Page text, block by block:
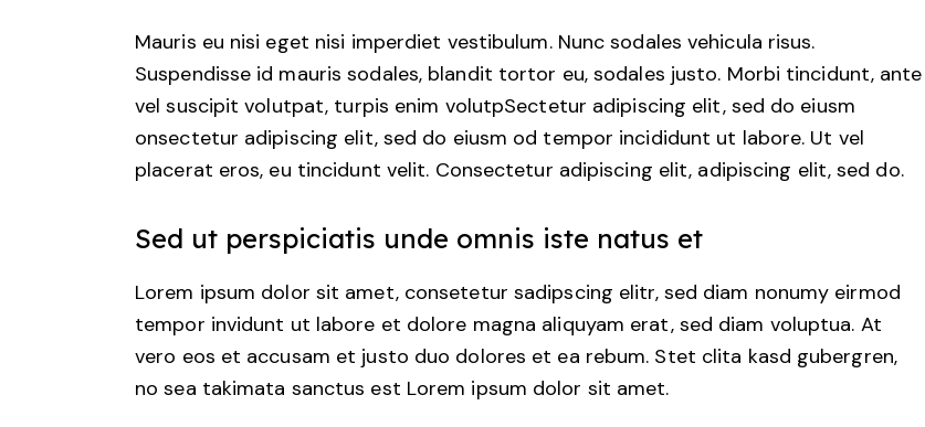
Mauris eu nisi eget nisi imperdiet vestibulum. Nunc sodales vehicula risus.
Suspendisse id mauris sodales, blandit tortor eu, sodales justo. Morbi tincidunt, ante
vel suscipit volutpat, turpis enim volutpSectetur adipiscing elit, sed do eiusm
onsectetur adipiscing elit, sed do eiusm od tempor incididunt ut labore. Ut vel
placerat eros, eu tincidunt velit. Consectetur adipiscing elit, adipiscing elit, sed do.
Sed ut perspiciatis unde omnis iste natus et
Lorem ipsum dolor sit amet, consetetur sadipscing elitr, sed diam nonumy eirmod
tempor invidunt ut labore et dolore magna aliquyam erat, sed diam voluptua. At
vero eos et accusam et justo duo dolores et ea rebum. Stet clita kasd gubergren,
no sea takimata sanctus est Lorem ipsum dolor sit amet.